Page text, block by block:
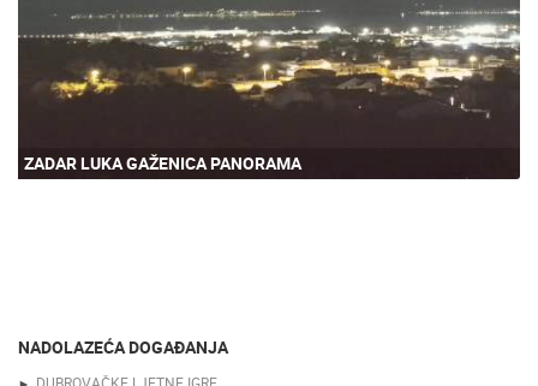
ZADAR LUKA GAŽENICA PANORAMA
NADOLAZEĆA DOGAĐANJA
DUBROVAČKE LJETNE IGRE